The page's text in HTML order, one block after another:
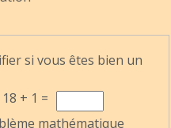
si vous êtes bien un
18 + 1 =
mathématique